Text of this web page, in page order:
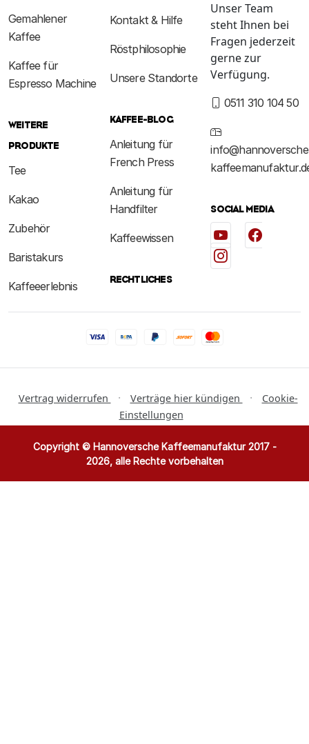
Gemahlener
Kaffee
Kaffee für
Espresso Machine
WEITERE
PRODUKTE
Tee
Kakao
Zubehör
Baristakurs
Kaffeeerlebnis
Kontakt & Hilfe
Röstphilosophie
Unsere Standorte
KAFFEE-BLOG
Anleitung für
French Press
Anleitung für
Handfilter
Kaffeewissen
RECHTLICHES
Unser Team
steht Ihnen bei
Fragen jederzeit
gerne zur
Verfügung.
0511 310 104 50
SOCIAL MEDIA
Vertrag widerrufen · Verträge hier kündigen ·
Cookie-
Einstellungen
Copyright © Hannoversche Kaffeemanufaktur 2017 -
2026, alle Rechte vorbehalten